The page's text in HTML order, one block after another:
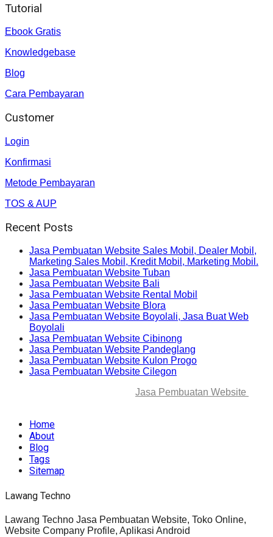
Tutorial
Ebook Gratis
Knowledgebase
Blog
Cara Pembayaran
Customer
Login
Konfirmasi
Metode Pembayaran
TOS & AUP
Recent Posts
Jasa Pembuatan Website Sales Mobil, Dealer Mobil,
Marketing Sales Mobil, Kredit Mobil, Marketing Mobil.
Jasa Pembuatan Website Tuban
Jasa Pembuatan Website Bali
Jasa Pembuatan Website Rental Mobil
Jasa Pembuatan Website Blora
Jasa Pembuatan Website Boyolali, Jasa Buat Web
Boyolali
Jasa Pembuatan Website Cibinong
Jasa Pembuatan Website Pandeglang
Jasa Pembuatan Website Kulon Progo
Jasa Pembuatan Website Cilegon
Jasa Pembuatan Website
Home
About
Blog
Tags
Sitemap
Lawang Techno
Lawang Techno Jasa Pembuatan Website, Toko Online,
Website Company Profile, Aplikasi Android